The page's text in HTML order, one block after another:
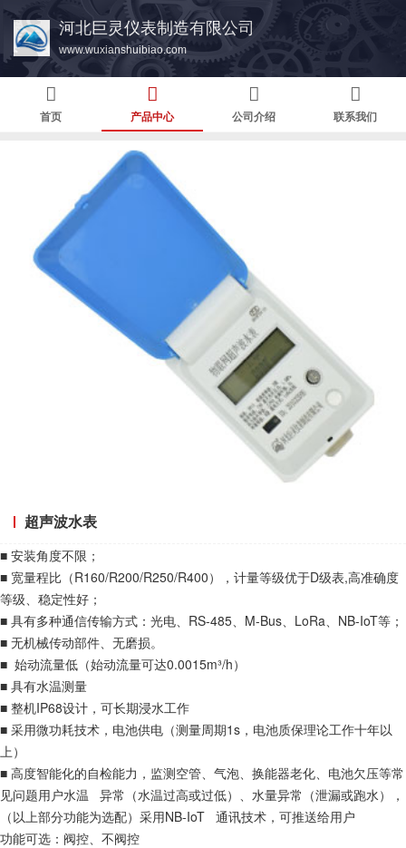
河北巨灵仪表制造有限公司
www.wuxianshuibiao.com
首页 产品中心 公司介绍 联系我们
超声波水表
■ 安装角度不限；
■ 宽量程比（R160/R200/R250/R400），计量等级优于D级表,高准确度
等级、稳定性好；
■ 具有多种通信传输方式：光电、RS-485、M-Bus、LoRa、NB-IoT等；
■ 无机械传动部件、无磨损。
■ 始动流量低（始动流量可达0.0015m³/h）
■ 具有水温测量
■ 整机IP68设计，可长期浸水工作
■ 采用微功耗技术，电池供电（测量周期1s，电池质保理论工作十年以
上）
■ 高度智能化的自检能力，监测空管、气泡、换能器老化、电池欠压等常
见问题用户水温 异常（水温过高或过低）、水量异常（泄漏或跑水），
（以上部分功能为选配）采用NB-IoT 通讯技术，可推送给用户
功能可选：阀控、不阀控